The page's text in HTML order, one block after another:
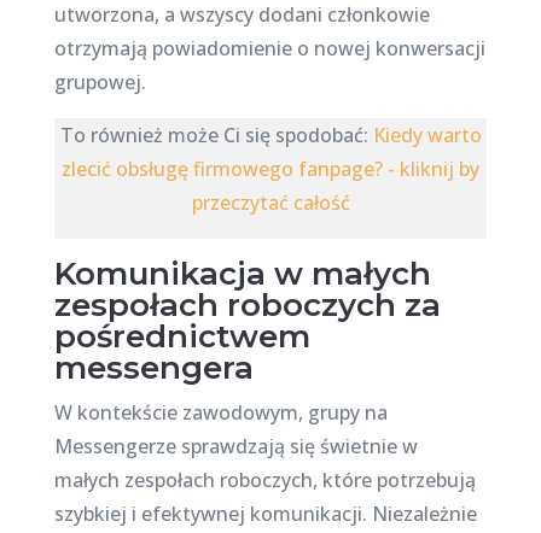
utworzona, a wszyscy dodani członkowie
otrzymają powiadomienie o nowej konwersacji
grupowej.
To również może Ci się spodobać: Kiedy warto
zlecić obsługę firmowego fanpage? - kliknij by
przeczytać całość
Komunikacja w małych
zespołach roboczych za
pośrednictwem
messengera
W kontekście zawodowym, grupy na
Messengerze sprawdzają się świetnie w
małych zespołach roboczych, które potrzebują
szybkiej i efektywnej komunikacji. Niezależnie